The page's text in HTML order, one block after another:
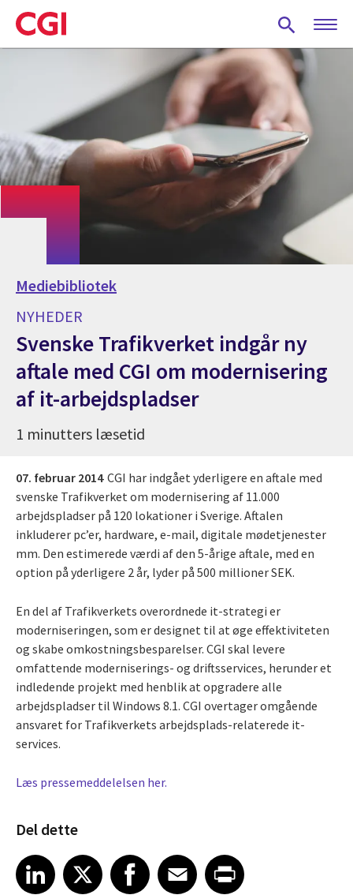
Skip
to
main
Mediebibliotek
NYHEDER
Svenske Trafikverket indgår ny
aftale med CGI om modernisering
af it-arbejdspladser
1 minutters læsetid
07. februar 2014 CGI har indgået yderligere en aftale med
svenske Trafikverket om modernisering af 11.000
arbejdspladser på 120 lokationer i Sverige. Aftalen
inkluderer pc’er, hardware, e-mail, digitale mødetjenester
mm. Den estimerede værdi af den 5-årige aftale, med en
option på yderligere 2 år, lyder på 500 millioner SEK.
En del af Trafikverkets overordnede it-strategi er
moderniseringen, som er designet til at øge effektiviteten
og skabe omkostningsbesparelser. CGI skal levere
omfattende moderniserings- og driftsservices, herunder et
indledende projekt med henblik at opgradere alle
arbejdspladser til Windows 8.1. CGI overtager omgående
ansvaret for Trafikverkets arbejdsplads-relaterede it-
services.
Læs pressemeddelelsen her.
Del dette
Share article on LinkedIn
LinkedIn
Share article on XShare article on Facebook
Facebook
Share article on Email
EmailShare article on Print